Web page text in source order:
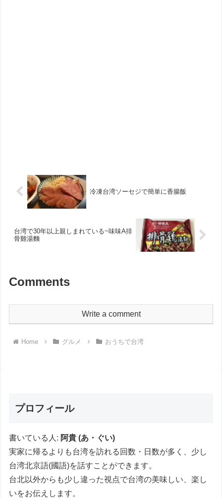
冷凍台湾ソーセジで簡単に香腸飯
台湾で30年以上親しまれている~味味A排
骨雞湯麵
Comments
Write a comment
Home グルメ おうちで台湾
プロフィール
書いている人: 阿貴 (あ・ぐい)
実家に帰るよりも台湾を訪れる回数・日数が多く、少し
台湾北京語(國語)を話すことができます。
台北以外からも少し違った視点で台湾の美味しい、楽し
いをお伝えします。